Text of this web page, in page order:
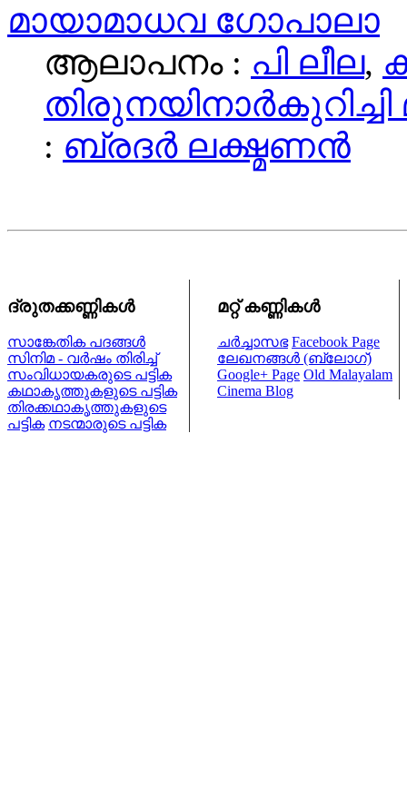
മായാമാധവ ഗോപാലാ
ആലാപനം : പി ലീല,
: ബ്രദര്‍ ലക്ഷ്മണന്‍
ദ്രുതക്കണ്ണികള്‍
സാങ്കേതിക പദങ്ങള്‍
സിനിമ - വര്‍ഷം തിരിച്ച്
സംവിധായകരുടെ പട്ടിക
കഥാകൃത്തുകളുടെ പട്ടിക
തിരക്കഥാകൃത്തുകളുടെ
പട്ടിക നടന്മാരുടെ പട്ടിക
മറ്റ് കണ്ണികള്‍
ചര്‍ച്ചാസഭ Facebook Page
ലേഖനങ്ങള്‍ (ബ്ലോഗ്)
Google+ Page Old Malayalam
Cinema Blog